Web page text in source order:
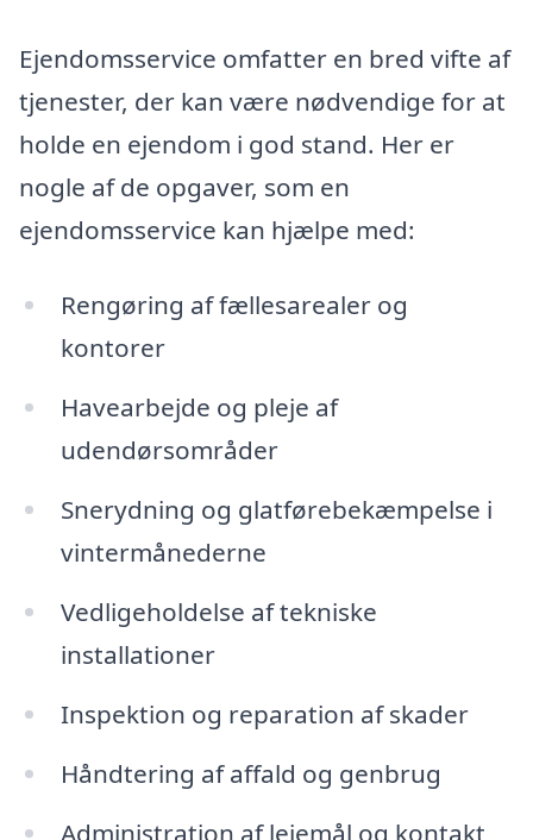
Ejendomsservice omfatter en bred vifte af
tjenester, der kan være nødvendige for at
holde en ejendom i god stand. Her er
nogle af de opgaver, som en
ejendomsservice kan hjælpe med:
Rengøring af fællesarealer og
kontorer
Havearbejde og pleje af
udendørsområder
Snerydning og glatførebekæmpelse i
vintermånederne
Vedligeholdelse af tekniske
installationer
Inspektion og reparation af skader
Håndtering af affald og genbrug
Administration af lejemål og kontakt